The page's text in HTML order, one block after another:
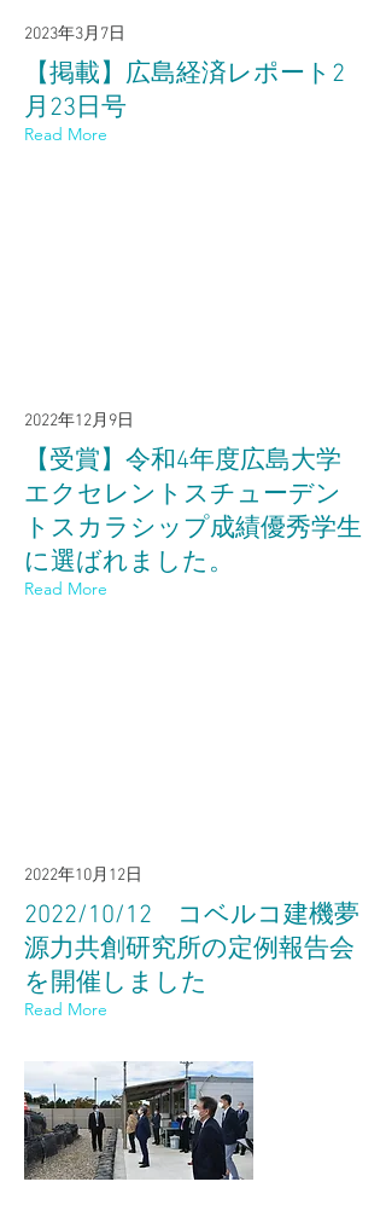
2023年3月7日
【掲載】広島経済レポート2
月23日号
Read More
2022年12月9日
【受賞】令和4年度広島大学
エクセレントスチューデン
トスカラシップ成績優秀学生
に選ばれました。
Read More
2022年10月12日
2022/10/12 コベルコ建機夢
源力共創研究所の定例報告会
を開催しました
Read More